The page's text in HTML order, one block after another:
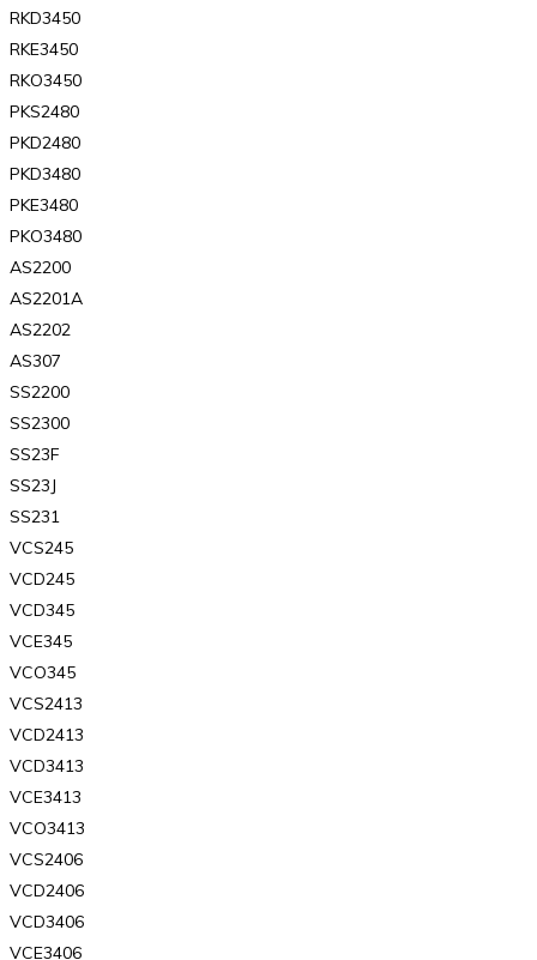
RKD3450
RKE3450
RKO3450
PKS2480
PKD2480
PKD3480
PKE3480
PKO3480
AS2200
AS2201A
AS2202
AS307
SS2200
SS2300
SS23F
SS23J
SS231
VCS245
VCD245
VCD345
VCE345
VCO345
VCS2413
VCD2413
VCD3413
VCE3413
VCO3413
VCS2406
VCD2406
VCD3406
VCE3406